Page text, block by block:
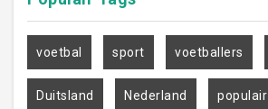
voetbal sport voetballers
Duitsland Nederland populair